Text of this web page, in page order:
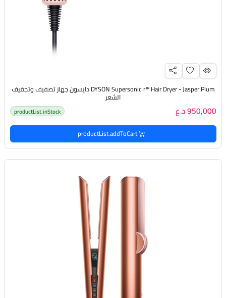
DYSON Supersonic r™️ Hair Dryer - Jasper Plum دايسون جهاز تصفيف وتجفيف
الشعر
950,000 د.ع productList.inStock
productList.addToCart